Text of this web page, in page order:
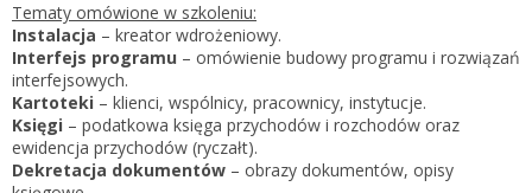
Tematy omówione w szkoleniu:
Instalacja – kreator wdrożeniowy.
Interfejs programu – omówienie budowy programu i rozwiązań
interfejsowych.
Kartoteki – klienci, wspólnicy, pracownicy, instytucje.
Księgi – podatkowa księga przychodów i rozchodów oraz
ewidencja przychodów (ryczałt).
Dekretacja dokumentów – obrazy dokumentów, opisy